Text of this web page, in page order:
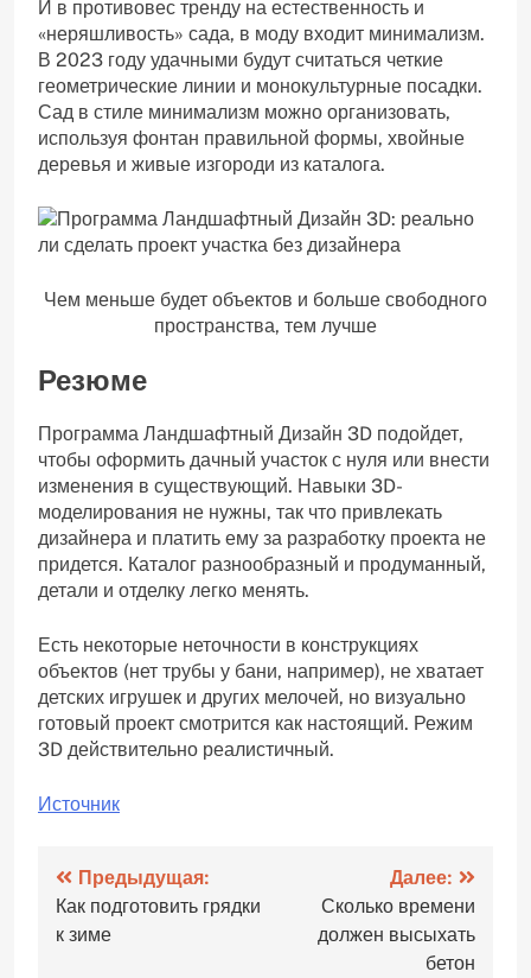
И в противовес тренду на естественность и
«неряшливость» сада, в моду входит минимализм.
В 2023 году удачными будут считаться четкие
геометрические линии и монокультурные посадки.
Сад в стиле минимализм можно организовать,
используя фонтан правильной формы, хвойные
деревья и живые изгороди из каталога.
Чем меньше будет объектов и больше свободного
пространства, тем лучше
Резюме
Программа Ландшафтный Дизайн 3D подойдет,
чтобы оформить дачный участок с нуля или внести
изменения в существующий. Навыки 3D-
моделирования не нужны, так что привлекать
дизайнера и платить ему за разработку проекта не
придется. Каталог разнообразный и продуманный,
детали и отделку легко менять.
Есть некоторые неточности в конструкциях
объектов (нет трубы у бани, например), не хватает
детских игрушек и других мелочей, но визуально
готовый проект смотрится как настоящий. Режим
3D действительно реалистичный.
Источник
Навигация
по
Предыдущая:
Как подготовить грядки
к зиме
Далее:
Сколько времени
должен высыхать
бетон